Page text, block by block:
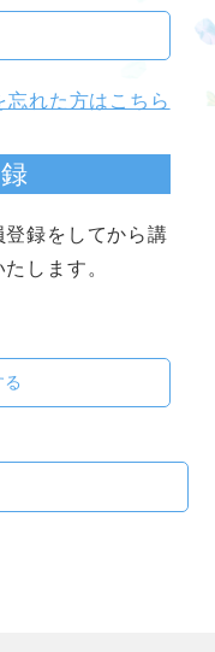
忘れた方はこちら
録をしてから講
します。